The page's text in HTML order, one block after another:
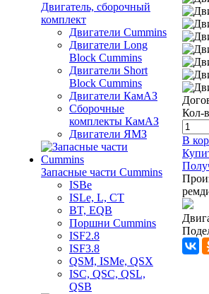
Двигатель, сборочный
комплект
Двигатели Cummins
Двигатели Long
Bloсk Cummins
Двигатели Short
Bloсk Cummins
Двигатели КамАЗ
Сборочные
комплекты КамАЗ
Двигатели ЯМЗ
Запасные части Cummins
ISBe
ISLe, L, CT
BT, EQB
Поршни Cummins
ISF2.8
ISF3.8
QSM, ISMe, QSX
ISC, QSC, QSL,
QSB
Кол-
В